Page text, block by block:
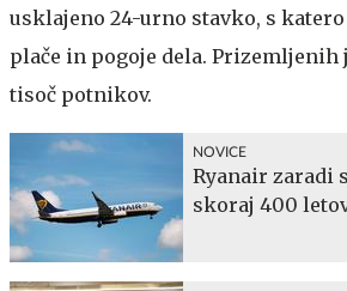
usklajeno 24-urno stavko, s
plače in pogoje dela. Prizemljenih
tisoč potnikov.
NOVICE
Ryanair zaradi
skoraj 400